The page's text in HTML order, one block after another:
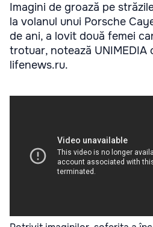
Imagini de groază pe
la volanul unui Porsche
de ani, a lovit două femei
trotuar, notează UNIMEDIA
lifenews.ru.